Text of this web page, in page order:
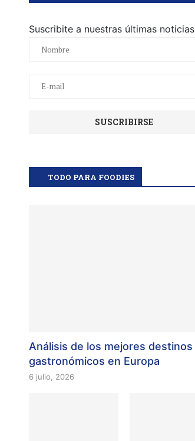
Suscribite a nuestras últimas noticias
TODO PARA FOODIES
Análisis de los mejores destinos
gastronómicos en Europa
6 julio, 2026